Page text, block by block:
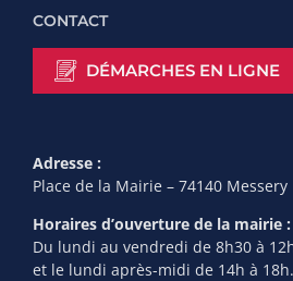
CONTACT
DÉMARCHES EN LIGNE
Adresse :
Place de la Mairie – 74140 Messery
Horaires d’ouverture de la mairie :
Du lundi au vendredi de 8h30 à
et le lundi après-midi de 14h à 18h.